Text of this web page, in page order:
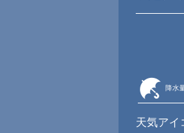
降水
天気アイ